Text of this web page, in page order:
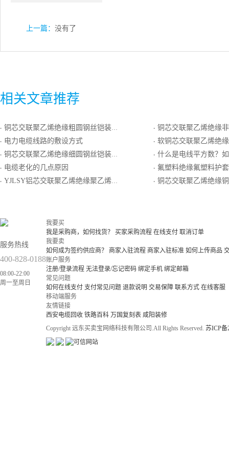
上一篇： 没有了
相关文章推荐
· 铜芯交联聚乙烯绝缘粗圆钢丝铠装聚氯乙烯护套电力电缆
· 电力电缆线路的敷设方式
· 铜芯交联聚乙烯绝缘细圆钢丝铠装聚氯乙烯护套电力电缆
· 电缆老化的几点原因
· YJLSY铝芯交联聚乙烯绝缘聚乙烯护套电力电缆
· 铜芯交联聚乙烯绝缘非磁性金属带铠装聚
· 软铜芯交联聚乙烯绝缘铜丝编织屏蔽
· 什么是电线平方数？如何计
· 氟塑料绝缘氟塑料护
· 铜芯交联聚乙烯绝缘铜带屏蔽聚
服务热线
400-828-0188
08:00-22:00
周一至周日
我要买
我是采购商，如何找货？
买家采购流程 在线支付 取消订单
我要卖
如何成为签约供应商？
商家入驻流程 商家入驻标准 如何上传商品
账户服务
注册/登录流程 无法登录/忘记密码 绑定手机 绑定邮箱
常见问题
如何在线支付 支付常见问题 退款说明 交易保障 联系方式 在线客服
移动端服务
友情链接
西安电缆回收 铁路百科 万国复刻表 咸阳装修
Copyright 远东买卖宝网络科技有限公司.All Rights Reserved. 苏ICP备